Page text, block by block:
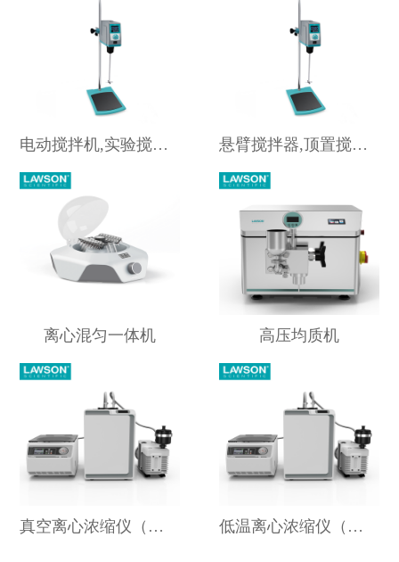
电动搅拌机,实验搅拌器,DH-OS-120S 悬臂搅拌器,顶置搅拌器,DH-OS-60S
离心混匀一体机 高压均质机
真空离心浓缩仪（耐酸碱款） 低温离心浓缩仪（冷冻款）